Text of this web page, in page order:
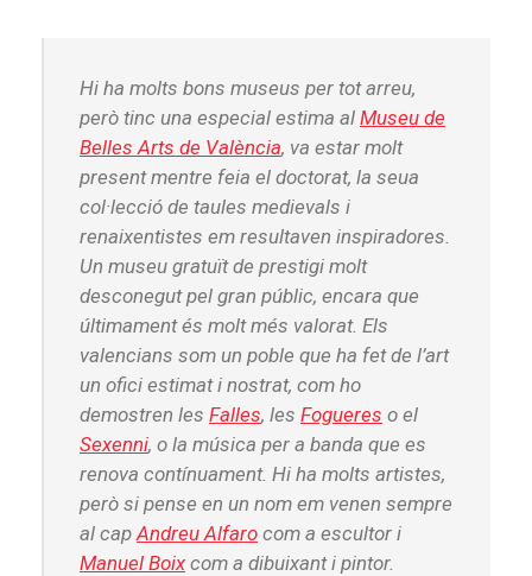
Hi ha molts bons museus per tot arreu,
però tinc una especial estima al Museu de
Belles Arts de València, va estar molt
present mentre feia el doctorat, la seua
col·lecció de taules medievals i
renaixentistes em resultaven inspiradores.
Un museu gratuït de prestigi molt
desconegut pel gran públic, encara que
últimament és molt més valorat. Els
valencians som un poble que ha fet de l’art
un ofici estimat i nostrat, com ho
demostren les Falles, les Fogueres o el
Sexenni, o la música per a banda que es
renova contínuament. Hi ha molts artistes,
però si pense en un nom em venen sempre
al capAndreu Alfaro com a escultor i
Manuel Boix com a dibuixant i pintor.